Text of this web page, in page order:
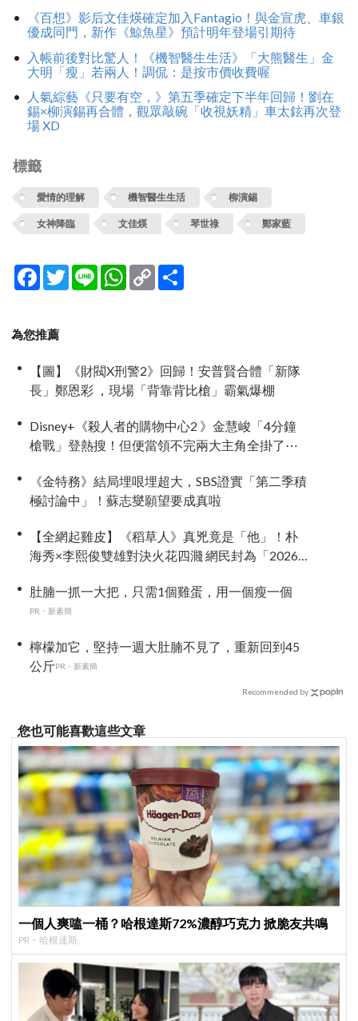
《百想》影后文佳煐確定加入Fantagio！與金宣虎、車銀
優成同門，新作《鯨魚星》預計明年登場引期待
入帳前後對比驚人！《機智醫生生活》「大熊醫生」金
大明「瘦」若兩人！調侃：是按市價收費喔
人氣綜藝《只要有空，》第五季確定下半年回歸！劉在
錫×柳演錫再合體，觀眾敲碗「收視妖精」車太鉉再次登
場 XD
標籤
愛情的理解 機智醫生生活 柳演錫
女神降臨 文佳煐 琴世祿 鄭家藍
Facebook
TwitterLine WhatsApp
Copy
Link
為您推薦
【圖】《財閥X刑警2》回歸！安普賢合體「新隊
長」鄭恩彩 ，現場「背靠背比槍」霸氣爆棚
Disney+《殺人者的購物中心2 》金慧峻「4分鐘
槍戰」登熱搜！但便當領不完兩大主角全掛了⋯
《金特務》結局埋哏埋超大，SBS證實「第二季積
極討論中」！蘇志燮願望要成真啦
【全網起雞皮】《稻草人》真兇竟是「他」！朴
海秀×李熙俊雙雄對決火花四濺 網民封為「2026
肚腩一抓一大把，只需1個雞蛋，用一個瘦一個
PR・新素簡
檸檬加它，堅持一週大肚腩不見了，重新回到45
公斤PR・新素簡
Recommended by
您也可能喜歡這些文章
一個人爽嗑一桶？哈根達斯72%濃醇巧克力 掀脆友共鳴
PR・哈根達斯